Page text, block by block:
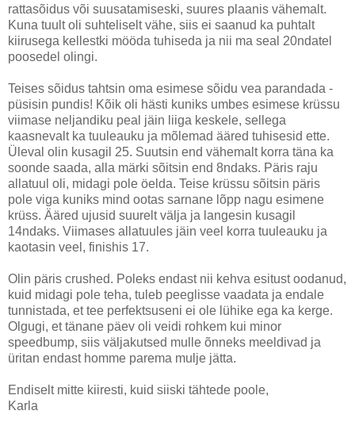
rattasõidus või suusatamiseski, suures plaanis vähemalt.
Kuna tuult oli suhteliselt vähe, siis ei saanud ka puhtalt
kiirusega kellestki mööda tuhiseda ja nii ma seal 20ndatel
poosedel olingi.
Teises sõidus tahtsin oma esimese sõidu vea parandada -
püsisin pundis! Kõik oli hästi kuniks umbes esimese krüssu
viimase neljandiku peal jäin liiga keskele, sellega
kaasnevalt ka tuuleauku ja mõlemad ääred tuhisesid ette.
Üleval olin kusagil 25. Suutsin end vähemalt korra täna ka
soonde saada, alla märki sõitsin end 8ndaks. Päris raju
allatuul oli, midagi pole öelda. Teise krüssu sõitsin päris
pole viga kuniks mind ootas sarnane lõpp nagu esimene
krüss. Ääred ujusid suurelt välja ja langesin kusagil
14ndaks. Viimases allatuules jäin veel korra tuuleauku ja
kaotasin veel, finishis 17.
Olin päris crushed. Poleks endast nii kehva esitust oodanud,
kuid midagi pole teha, tuleb peeglisse vaadata ja endale
tunnistada, et tee perfektsuseni ei ole lühike ega ka kerge.
Olgugi, et tänane päev oli veidi rohkem kui minor
speedbump, siis väljakutsed mulle õnneks meeldivad ja
üritan endast homme parema mulje jätta.
Endiselt mitte kiiresti, kuid siiski tähtede poole,
Karla